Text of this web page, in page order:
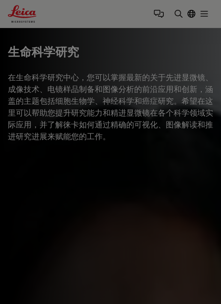
Leica Microsystems Logo
生命科学研究
在生命科学研究中心，您可以掌握最新的关于先进显微镜、
成像技术、电镜样品制备和图像分析的前沿应用和创新，涵
盖的主题包括细胞生物学、神经科学和癌症研究。希望在这
里可以帮助您提升研究能力和精进显微镜在各个科学领域实
际应用，并了解徕卡如何通过精确的可视化、图像解读和推
进研究进展来赋能您的工作。